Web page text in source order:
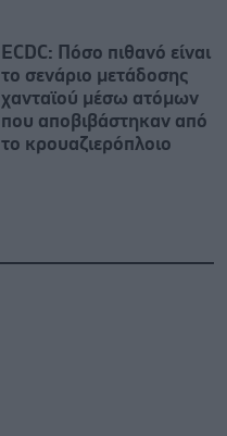
ECDC: Πόσο πιθανό είναι
το σενάριο μετάδοσης
χανταϊού μέσω ατόμων
που αποβιβάστηκαν από
το κρουαζιερόπλοιο